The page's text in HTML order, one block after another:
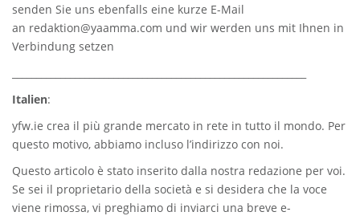
senden Sie uns ebenfalls eine kurze E-Mail
an redaktion@yaamma.com und wir werden uns mit Ihnen in
Verbindung setzen
Italien:
yfw.ie crea il più grande mercato in rete in tutto il mondo. Per
questo motivo, abbiamo incluso l’indirizzo con noi.
Questo articolo è stato inserito dalla nostra redazione per voi.
Se sei il proprietario della società e si desidera che la voce
viene rimossa, vi preghiamo di inviarci una breve e-